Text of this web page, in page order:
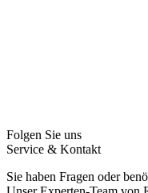
Folgen Sie uns
Service & Kontakt
Sie haben Fragen oder